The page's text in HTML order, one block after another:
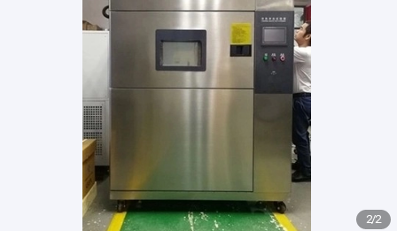
2
/
2